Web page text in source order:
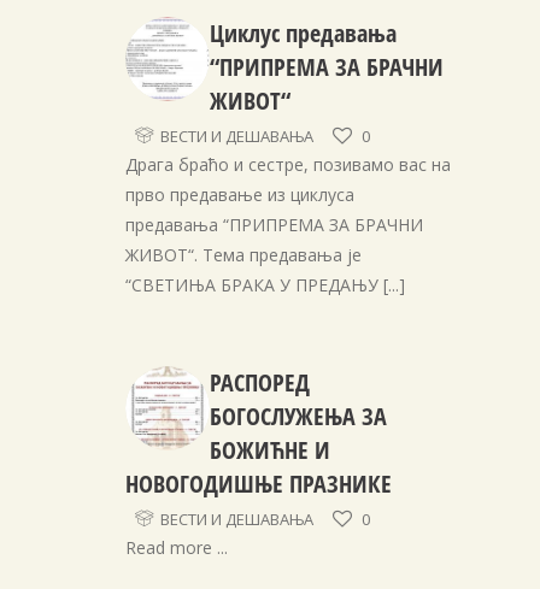
Циклус предавања
“ПРИПРЕМА ЗА БРАЧНИ
ЖИВОТ“
ВЕСТИ И ДЕШАВАЊА 0
Драга браћо и сестре, позивамо вас на
прво предавање из циклуса
предавања “ПРИПРЕМА ЗА БРАЧНИ
ЖИВОТ“. Тема предавања је
“СВЕТИЊА БРАКА У ПРЕДАЊУ [...]
РАСПОРЕД
БОГОСЛУЖЕЊА ЗА
БОЖИЋНЕ И
НОВОГОДИШЊЕ ПРАЗНИКЕ
ВЕСТИ И ДЕШАВАЊА 0
Read more ...